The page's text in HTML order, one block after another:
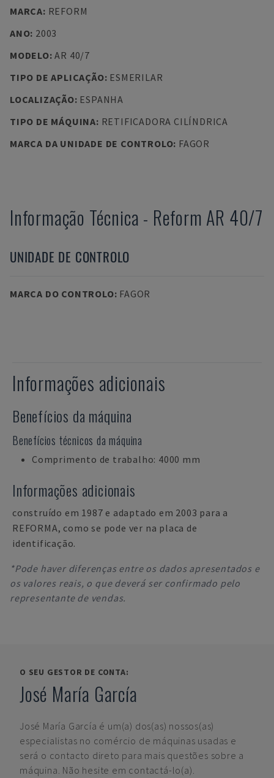
MARCA: REFORM
ANO: 2003
MODELO:AR 40/7
TIPO DE APLICAÇÃO: ESMERILAR
LOCALIZAÇÃO: ESPANHA
TIPO DE MÁQUINA: RETIFICADORA CILÍNDRICA
MARCA DA UNIDADE DE CONTROLO: FAGOR
Informação Técnica - Reform AR 40/7
UNIDADE DE CONTROLO
MARCA DO CONTROLO: FAGOR
Informações adicionais
Benefícios da máquina
Benefícios técnicos da máquina
Comprimento de trabalho: 4000 mm
Informações adicionais
construído em 1987 e adaptado em 2003 para a
REFORMA, como se pode ver na placa de
identificação.
*Pode haver diferenças entre os dados apresentados e
os valores reais, o que deverá ser confirmado pelo
representante de vendas.
O SEU GESTOR DE CONTA:
José María García
José María García é um(a) dos(as) nossos(as)
especialistas no comércio de máquinas usadas e
será o contacto direto para mais questões sobre a
máquina. Não hesite em contactá-lo(a).